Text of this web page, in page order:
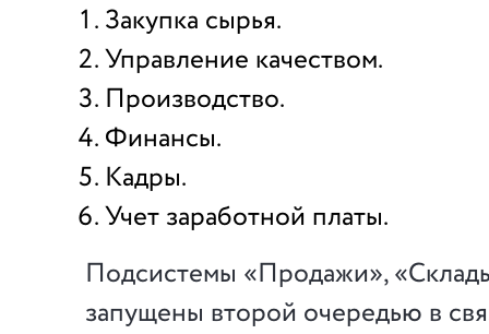
Закупка сырья.
Управление качеством.
Производство.
Финансы.
Кадры.
Учет заработной платы.
Подсистемы «Продажи»,
запущены второй очередью в